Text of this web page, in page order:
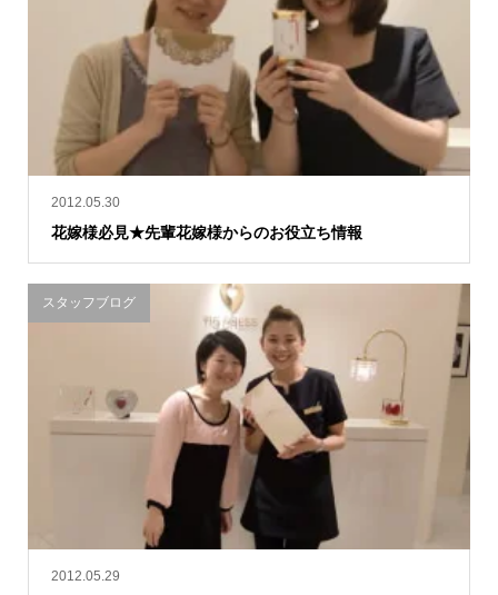
2012.05.30
花嫁様必見★先輩花嫁様からのお役立ち情報
2012.05.29
スタッフブログ